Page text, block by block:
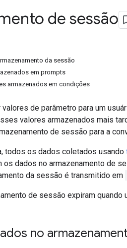
de sessão
da sessão
em prompts
armazenados em condições
valores de parâmetro para um
valores armazenados mais
de sessão para a
todos os dados coletados usando
os dados no armazenamento de
da sessão é transmitido em
de sessão expiram quando
no